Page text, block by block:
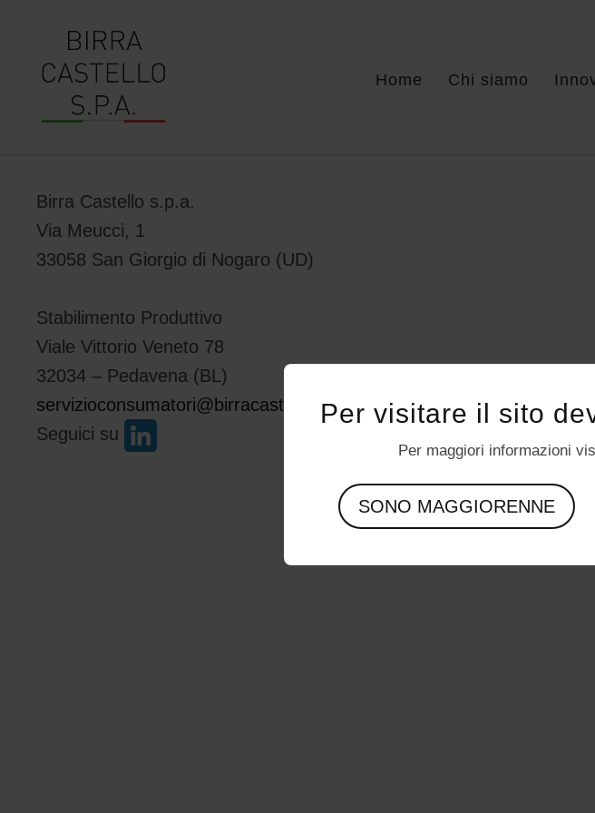
Home Chi siamo
Birra Castello s.p.a.
Via Meucci, 1
33058 San Giorgio di Nogaro (UD)
Stabilimento Produttivo
Viale Vittorio Veneto 78
32034 – Pedavena (BL)
servizioconsumatori@birracastello.it
Seguici su
Per visitare il sito
Per maggiori informazioni
SONO MAGGIORENNE